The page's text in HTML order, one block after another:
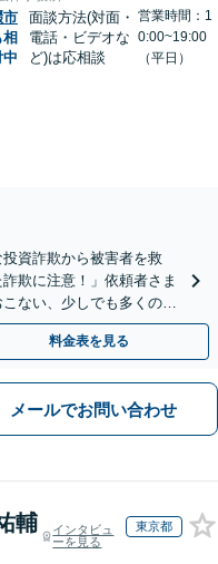
市
相
面談方法(対面・
電話・ビデオな
ど)は応相談
営業時間：1
0:00~19:00
（平日）
投資詐欺から被害者を救
欺に注意！」依頼者さま
ない、少しでも多くの返
料金表を見る
メールでお問い合わせ
輔
インタビュ
ーを見る
東京都